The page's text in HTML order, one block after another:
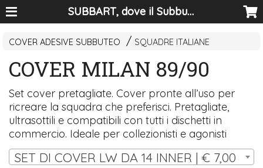
SUBBART, dove il Subbuteo diventa arte
COVER ADESIVE SUBBUTEO SQUADRE ITALIANE
COVER MILAN 89/90
Set cover pretagliate. Cover pronte all’uso per
ricreare la squadra che preferisci. Pretagliate,
ultrasottili e compatibili con tutti i dischetti in
commercio. Ideale per collezionisti e agonisti
SET DI COVER LW DA 14 INNER | € 7,00